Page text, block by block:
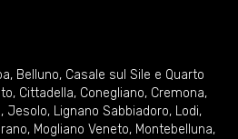
, Belluno, Casale sul Sile e Quarto
, Cittadella, Conegliano, Cremona,
, Jesolo, Lignano Sabbiadoro, Lodi,
, Mogliano Veneto, Montebelluna,